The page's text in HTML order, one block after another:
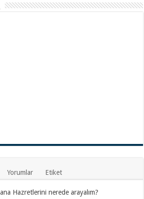
Yorumlar Etiket
Hazretlerini nerede arayalım?